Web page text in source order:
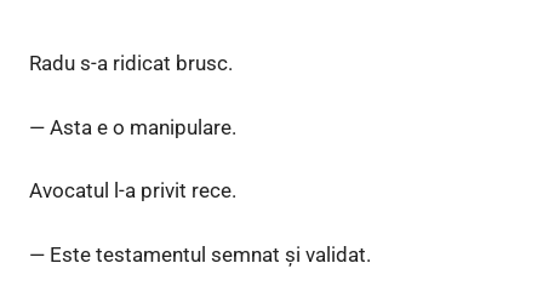
Radu s-a ridicat brusc.
— Asta e o manipulare.
Avocatul l-a privit rece.
— Este testamentul semnat și validat.